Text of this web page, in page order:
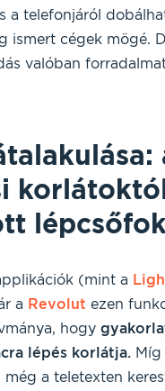
a telefonjáról
ismert cégek mögé.
valóban
(mint a
a Revolut ezen
hogy
lépés korlátja. Míg
a teletexten